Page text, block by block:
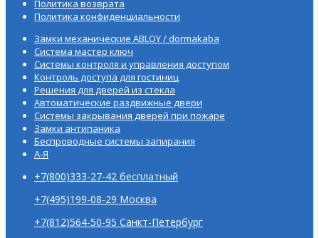
Политика возврата
Политика конфиденциальности
Замки механические ABLOY / dormakaba
Система мастер ключ
Системы контроля и управления доступом
Контроль доступа для гостиниц
Решения для дверей из стекла
Автоматические раздвижные двери
Системы закрывания дверей при пожаре
Замки антипаника
Беспроводные системы запирания
А-Я
+7(800)333-27-42 бесплатный
+7(495)199-08-29 Москва
+7(812)564-50-95 Санкт-Петербург